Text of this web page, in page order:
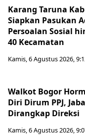
Karang Taruna
Siapkan Pasukan
Persoalan Sosial
40 Kecamatan
Kamis, 6 Agustus 2026,
Walkot Bogor
Diri Dirum PPJ,
Dirangkap Direksi
Kamis, 6 Agustus 2026,